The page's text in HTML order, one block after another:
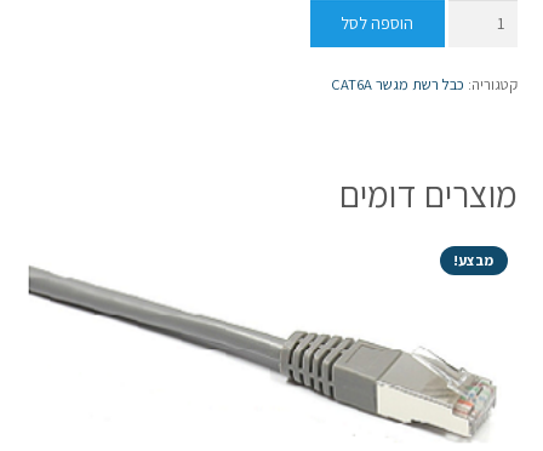
כמות
רשת
0.15
הוספה לסל
קטגוריה: כבל רשת מגשר CAT6A
מוצרים דומים
מבצע!